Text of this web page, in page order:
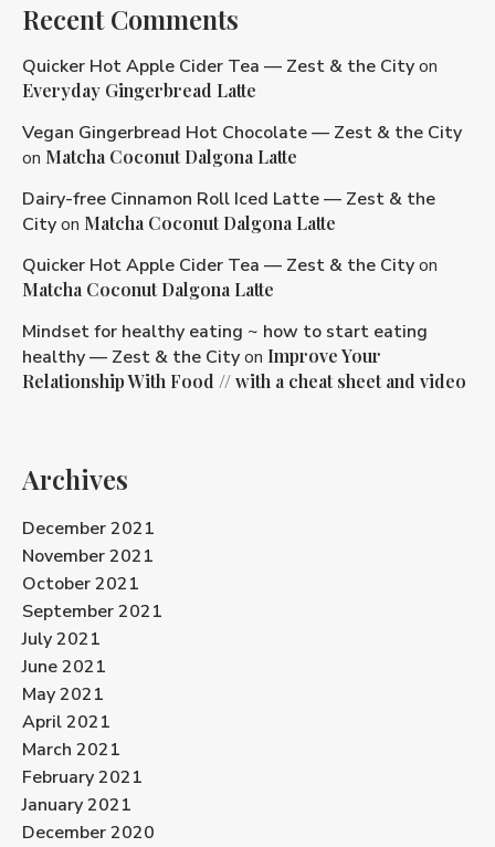
Recent Comments
Quicker Hot Apple Cider Tea — Zest & the Cityon
Everyday Gingerbread Latte
Vegan Gingerbread Hot Chocolate — Zest & the City
on Matcha Coconut Dalgona Latte
Dairy-free Cinnamon Roll Iced Latte — Zest & the
Cityon Matcha Coconut Dalgona Latte
Quicker Hot Apple Cider Tea — Zest & the Cityon
Matcha Coconut Dalgona Latte
Mindset for healthy eating ~ how to start eating
healthy — Zest & the Cityon Improve Your
Relationship With Food // with a cheat sheet and video
Archives
December 2021
November 2021
October 2021
September 2021
July 2021
June 2021
May 2021
April 2021
March 2021
February 2021
January 2021
December 2020